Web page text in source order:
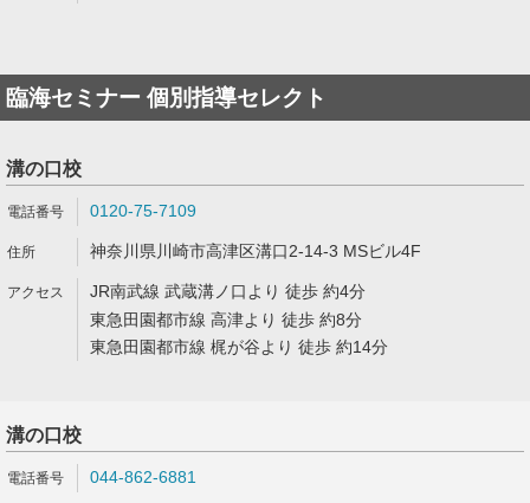
臨海セミナー 個別指導セレクト
溝の口校
0120-75-7109
神奈川県川崎市高津区溝口2-14-3 MSビル4F
JR南武線 武蔵溝ノ口より 徒歩 約4分
東急田園都市線 高津より 徒歩 約8分
東急田園都市線 梶が谷より 徒歩 約14分
溝の口校
044-862-6881